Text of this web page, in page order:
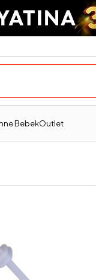
BebekOutlet
Seçenekleri